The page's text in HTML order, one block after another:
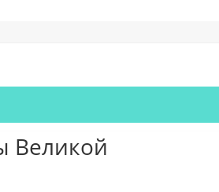
Великой